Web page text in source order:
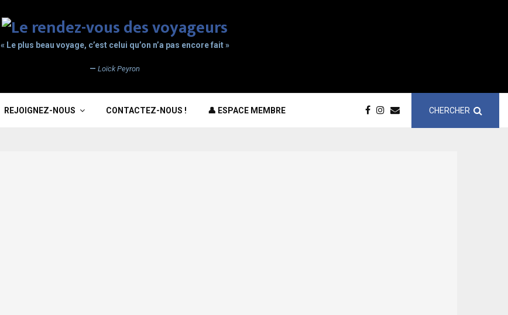
« Le plus beau voyage, c’est celui qu’on n’a pas encore fait »
— Loïck Peyron
REJOIGNEZ-NOUS CONTACTEZ-NOUS ! 👤 ESPACE MEMBRE CHERCHER